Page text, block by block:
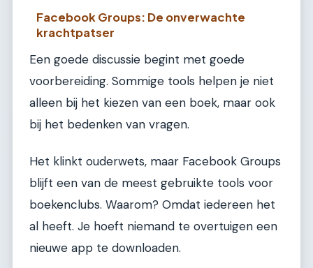
Facebook Groups: De onverwachte
krachtpatser
Een goede discussie begint met goede
voorbereiding. Sommige tools helpen je niet
alleen bij het kiezen van een boek, maar ook
bij het bedenken van vragen.
Het klinkt ouderwets, maar Facebook Groups
blijft een van de meest gebruikte tools voor
boekenclubs. Waarom? Omdat iedereen het
al heeft. Je hoeft niemand te overtuigen een
nieuwe app te downloaden.